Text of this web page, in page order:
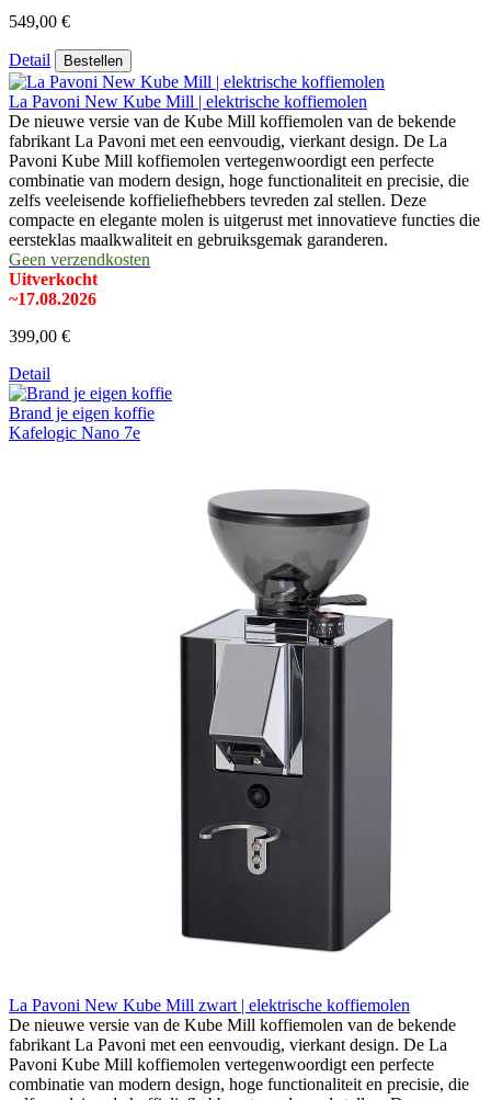
549,00 €
Detail Bestellen
La Pavoni New Kube Mill | elektrische koffiemolen
De nieuwe versie van de Kube Mill koffiemolen van de bekende
fabrikant La Pavoni met een eenvoudig, vierkant design. De La
Pavoni Kube Mill koffiemolen vertegenwoordigt een perfecte
combinatie van modern design, hoge functionaliteit en precisie, die
zelfs veeleisende koffieliefhebbers tevreden zal stellen. Deze
compacte en elegante molen is uitgerust met innovatieve functies die
eersteklas maalkwaliteit en gebruiksgemak garanderen.
Geen verzendkosten
Uitverkocht
~17.08.2026
399,00 €
Detail
Brand je eigen koffie
Kafelogic Nano 7e
La Pavoni New Kube Mill zwart | elektrische koffiemolen
De nieuwe versie van de Kube Mill koffiemolen van de bekende
fabrikant La Pavoni met een eenvoudig, vierkant design. De La
Pavoni Kube Mill koffiemolen vertegenwoordigt een perfecte
combinatie van modern design, hoge functionaliteit en precisie, die